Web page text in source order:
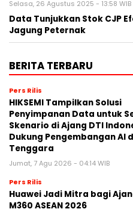
Selasa, 26 Agustus 2025 - 13:58 WIB
Data Tunjukkan Stok CJP
Jagung Peternak
BERITA TERBARU
Pers Rilis
HIKSEMI Tampilkan Solusi
Penyimpanan Data untuk
Skenario di Ajang DTI
Dukung Pengembangan AI
Tenggara
Jumat, 7 Agu 2026 - 04:14 WIB
Pers Rilis
Huawei Jadi Mitra bagi
M360 ASEAN 2026